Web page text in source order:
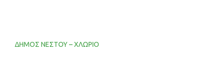
ΔΗΜΟΣ ΝΕΣΤΟΥ – ΧΛΩΡΙΟ